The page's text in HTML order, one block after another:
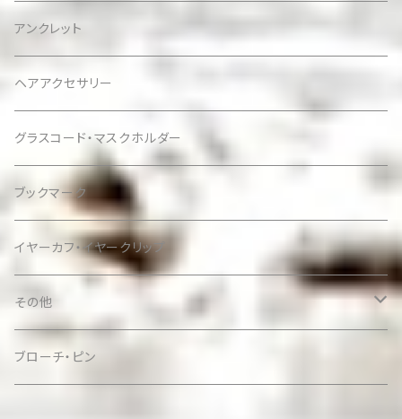
アンクレット
ヘアアクセサリー
グラスコード・マスクホルダー
ブックマーク
イヤーカフ・イヤークリップ
その他
ケース
ブローチ・ピン